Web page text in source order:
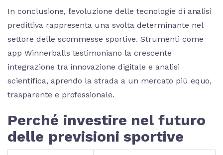
In conclusione, l’evoluzione delle tecnologie di analisi
predittiva rappresenta una svolta determinante nel
settore delle scommesse sportive. Strumenti come
app Winnerballs testimoniano la crescente
integrazione tra innovazione digitale e analisi
scientifica, aprendo la strada a un mercato più equo,
trasparente e professionale.
Perché investire nel futuro
delle previsioni sportive